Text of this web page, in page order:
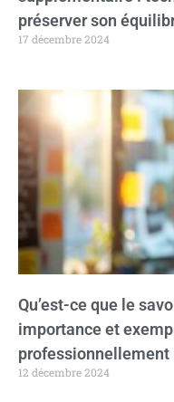
préserver son
17 décembre 2024
Qu’est-ce que le
importance et
professionnellement
12 décembre 2024